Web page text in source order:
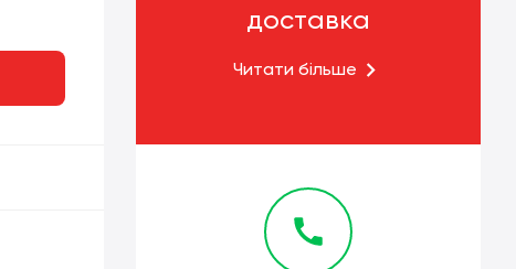
доставка
Читати більше